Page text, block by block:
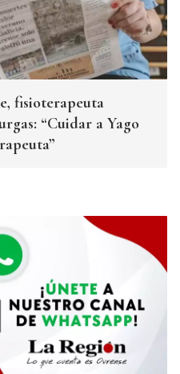
fisioterapeuta
“Cuidar a Yago